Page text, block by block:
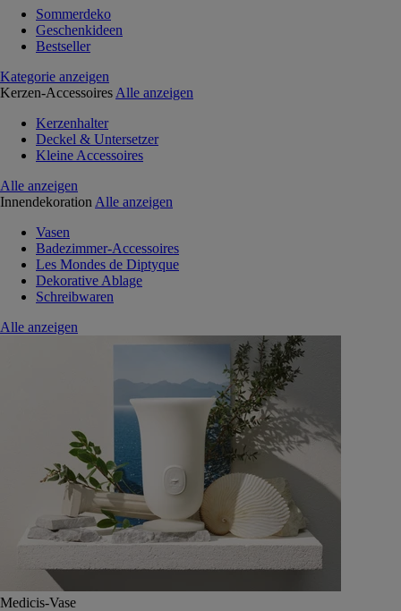
Sommerdeko
Geschenkideen
Bestseller
Kategorie anzeigen
Kerzen-Accessoires Alle anzeigen
Kerzenhalter
Deckel & Untersetzer
Kleine Accessoires
Alle anzeigen
Innendekoration Alle anzeigen
Vasen
Badezimmer-Accessoires
Les Mondes de Diptyque
Dekorative Ablage
Schreibwaren
Alle anzeigen
Medicis-Vase